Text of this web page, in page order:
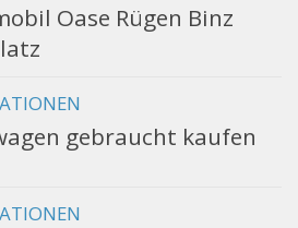
Oase Rügen Binz
gebraucht kaufen